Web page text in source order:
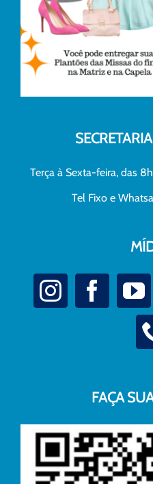
Terça à Sexta-feira, das
Tel Fixo e
FAÇA